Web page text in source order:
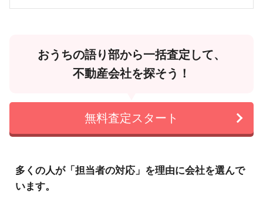
おうちの語り部から一括査定して、
不動産会社を探そう！
無料査定スタート
多くの人が「担当者の対応」を理由に会社を選んで
います。